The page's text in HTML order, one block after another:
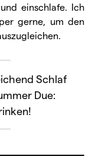
einschlafe. Ich
gerne, um den
Schlaf
Due: